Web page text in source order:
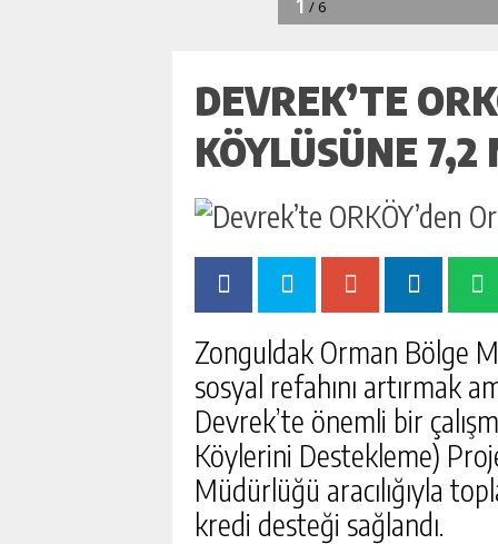
TTK’DA GÖÇÜK!
DEVREK’TE
KÖYLÜSÜNE
Zonguldak Orman Bölge
sosyal refahını artırmak
Devrek’te önemli bir
Köylerini Destekleme)
Müdürlüğü aracılığıyla
kredi desteği sağlandı.